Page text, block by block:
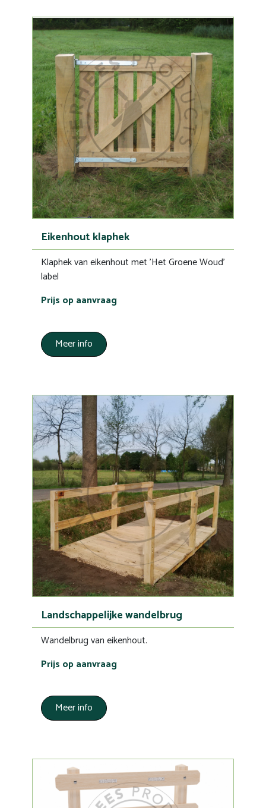
Eikenhout klaphek
Klaphek van eikenhout met 'Het Groene Woud'
label
Prijs op aanvraag
Meer info
Landschappelijke wandelbrug
Wandelbrug van eikenhout.
Prijs op aanvraag
Meer info